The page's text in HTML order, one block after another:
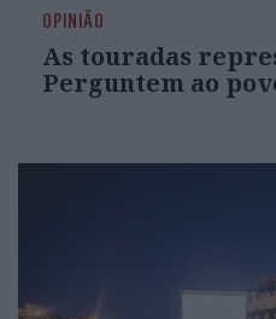
OPINIÃO
As touradas
Perguntem ao